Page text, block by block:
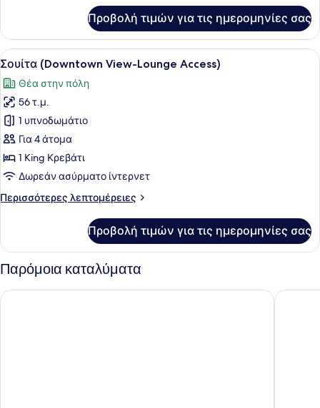
Σουίτα,
Υπνοδωμάτιο
Access)
Προβολή τιμών για τις ημερομηνίες σας
Προβολή
όλων
των
φωτογραφιών
για
Σουίτα
(Downtown
View-
Lounge
Access)
Ένα σύγχρονο δωμάτιο
10
Σουίτα (Downtown View-Lounge Access)
Θέα στην πόλη
56 τ.μ.
1 υπνοδωμάτιο
Για 4 άτομα
1 King Κρεβάτι
Δωρεάν ασύρματο ίντερνετ
Περισσότερες λεπτομέρειες
Περισσότερες
(Downtown
Lounge
Προβολή τιμών για τις ημερομηνίες σας
Παρόμοια καταλύματα
Millennium Central Dubai Downtown The